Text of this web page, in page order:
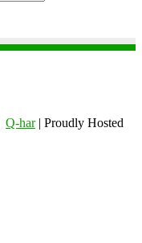
Q-har| Proudly Hosted